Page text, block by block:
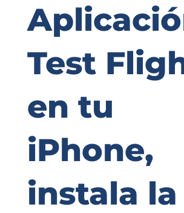
Test
en tu
iPhone,
instala la